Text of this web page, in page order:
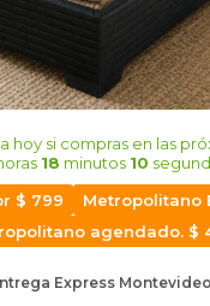
hoy si compras en las
18minutos 09
$ 799
Metropolitano
agendado. $
Express Montevideo